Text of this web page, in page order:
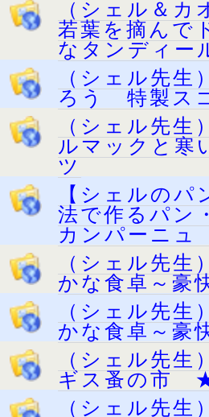
（シェル＆
若葉を摘んで
なタンディー
（シェル先
ろう 特製ス
（シェル先
ルマックと寒
ツ
【シェルの
法で作るパン
カンパーニ
（シェル先
かな食卓～
（シェル先
かな食卓～
（シェル先
ギス蚤の市
（シェル先